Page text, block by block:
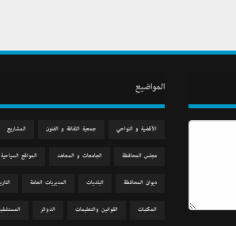
المواضيع
الآقضية و النواحي جمعیة الثقافة و الفنون المشاريع
مجلس المحافظة الجامعات و المعاهد المواقع السياحية
دیوان المحافظة البلديات المديريات العامة
المكتبات القوانين والتعليمات الدوائر